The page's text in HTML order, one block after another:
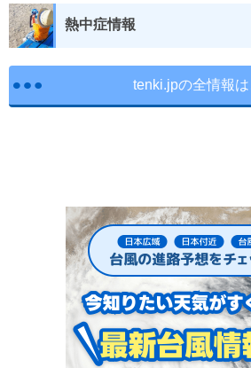
熱中症情報
tenki.jpの全情報